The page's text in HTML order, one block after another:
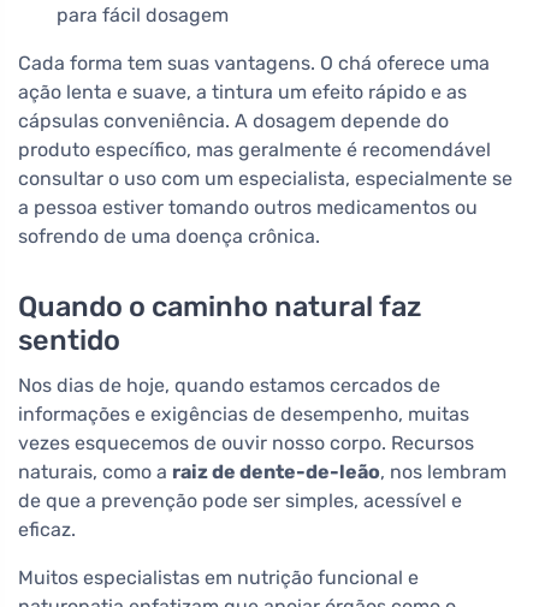
para fácil dosagem
Cada forma tem suas vantagens. O chá oferece uma
ação lenta e suave, a tintura um efeito rápido e as
cápsulas conveniência. A dosagem depende do
produto específico, mas geralmente é recomendável
consultar o uso com um especialista, especialmente se
a pessoa estiver tomando outros medicamentos ou
sofrendo de uma doença crônica.
Quando o caminho natural faz
sentido
Nos dias de hoje, quando estamos cercados de
informações e exigências de desempenho, muitas
vezes esquecemos de ouvir nosso corpo. Recursos
naturais, como a raiz de dente-de-leão, nos lembram
de que a prevenção pode ser simples, acessível e
eficaz.
Muitos especialistas em nutrição funcional e